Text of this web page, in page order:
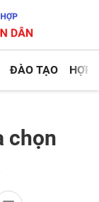
ĐÀO TẠO HỢP
chọn